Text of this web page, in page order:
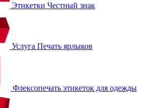
Этикетки Честный знак
Услуга Печать ярлыков
Флексопечать этикеток для одежды